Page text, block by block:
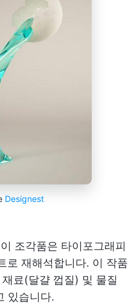
Designest
조각품은 타이포그래피
로 재해석합니다. 이 작품
료(달걀 껍질) 및 물질
있습니다.